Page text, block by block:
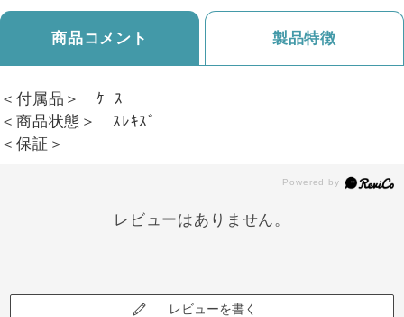
商品コメント 製品特徴
＜付属品＞ ｹｰｽ
＜商品状態＞ ｽﾚｷｽﾞ
＜保証＞
レビューはありません。
レビューを書く